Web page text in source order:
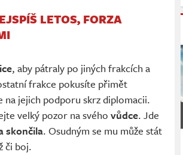
LETOS, FORZA
, aby pátraly po jiných frakcích a
frakce pokusíte přimět
jejich podporu skrz diplomacii.
velký pozor na svého vůdce. Jde
skončila. Osudným se mu může stát
či boj.